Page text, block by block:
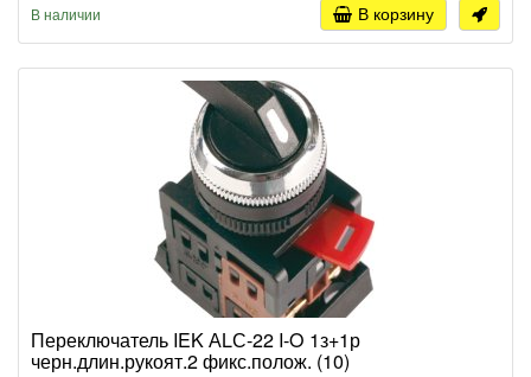
В наличии В корзину
Переключатель IEK АLС-22 I-O 1з+1р
черн.длин.рукоят.2 фикс.полож. (10)